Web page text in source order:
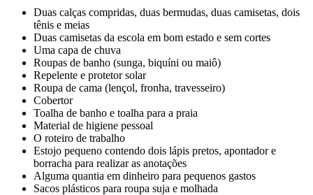
Duas calças compridas, duas bermudas, duas camisetas, dois
tênis e meias
Duas camisetas da escola em bom estado e sem cortes
Uma capa de chuva
Roupas de banho (sunga, biquíni ou maiô)
Repelente e protetor solar
Roupa de cama (lençol, fronha, travesseiro)
Cobertor
Toalha de banho e toalha para a praia
Material de higiene pessoal
O roteiro de trabalho
Estojo pequeno contendo dois lápis pretos, apontador e
borracha para realizar as anotações
Alguma quantia em dinheiro para pequenos gastos
Sacos plásticos para roupa suja e molhada